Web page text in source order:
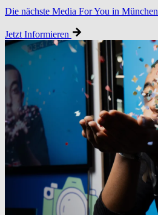
Die nächste Media For You in München
Jetzt Informieren